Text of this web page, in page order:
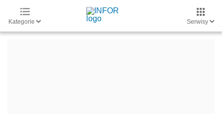
Kategorie Serwisy